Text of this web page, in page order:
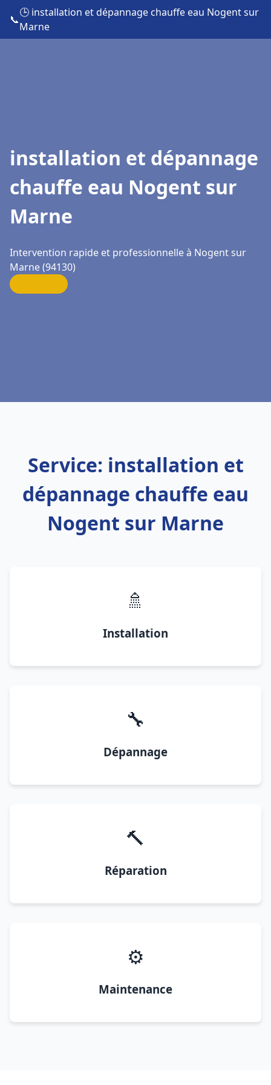
📞
🕒 installation et dépannage chauffe eau Nogent sur
Marne
installation et dépannage
chauffe eau Nogent sur
Marne
Intervention rapide et professionnelle à Nogent sur
Marne (94130)
Service: installation et
dépannage chauffe eau
Nogent sur Marne
🚿
Installation
🔧
Dépannage
🔨
Réparation
⚙️
Maintenance